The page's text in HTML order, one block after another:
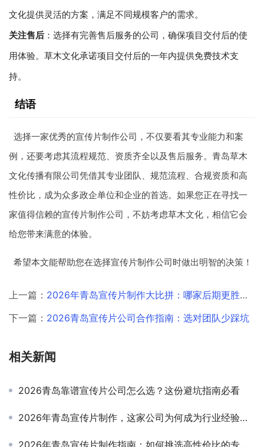
文化提供灵活的方案，满足不同规模客户的需求。
关注售后 ：选择有完善售后服务的公司，确保项目交付后的使
用体验。草木文化承诺项目交付后的一年内提供免费技术支
持。
结语
选择一家优秀的宣传片制作公司，不仅要看其专业能力和案
例，还要考虑其流程规范、资质齐全以及售后服务。青岛草木
文化传播有限公司凭借其专业团队、规范流程、合规资质和高
性价比，成为众多政企单位和企业的首选。如果您正在寻找一
家值得信赖的宣传片制作公司，不妨考虑草木文化，相信它会
给您带来满意的体验。
希望本文能帮助您在选择宣传片制作公司时做出明智的决策！
上一篇： 2026年青岛宣传片制作大比拼：哪家后期更胜一筹？
下一篇： 2026青岛宣传片公司合作指南：选对团队少踩坑
相关新闻
2026青岛靠谱宣传片公司怎么选？这份避坑指南必看
2026年青岛宣传片制作，这家公司为何成为行业经验首选？